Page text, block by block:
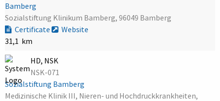
Bamberg
Sozialstiftung Klinikum Bamberg, 96049 Bamberg
Certificate
Website
31,1 km
HD, NSK
NSK-071
Sozialstiftung Bamberg
Medizinische Klinik III, Nieren- und Hochdruckkrankheiten,